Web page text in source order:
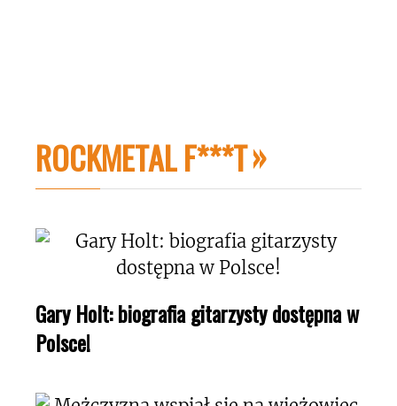
ROCKMETAL F***T
Gary Holt: biografia gitarzysty dostępna w
Polsce!